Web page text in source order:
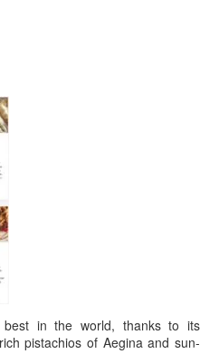
in the world, thanks to its
pistachios of Aegina and sun-